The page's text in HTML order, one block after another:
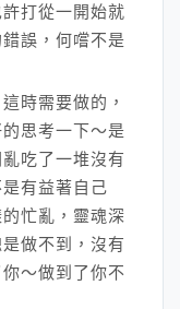
打從一開始就
誤，何嚐不是
時需要做的，
思考一下～是
吃了一堆沒有
有益著自己
忙亂，靈魂深
做不到，沒有
～做到了你不